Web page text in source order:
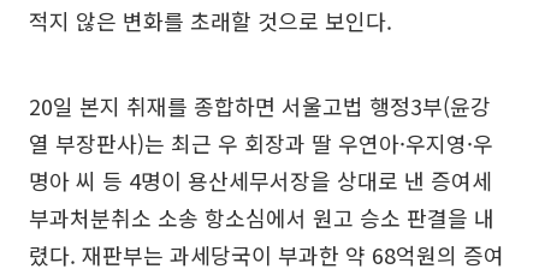
적지 않은 변화를 초래할 것으로 보인다.
20일 본지 취재를 종합하면 서울고법 행정3부(윤강
열 부장판사)는 최근 우 회장과 딸 우연아·우지영·우
명아 씨 등 4명이 용산세무서장을 상대로 낸 증여세
부과처분취소 소송 항소심에서 원고 승소 판결을 내
렸다. 재판부는 과세당국이 부과한 약 68억원의 증여